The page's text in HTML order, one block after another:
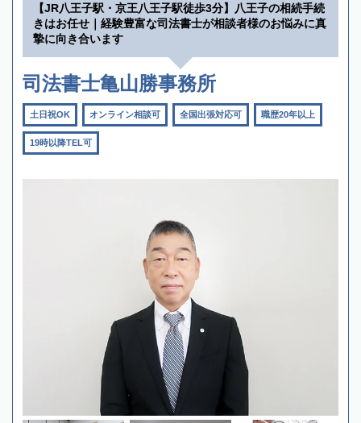
【JR八王子駅・京王八王子駅徒歩3分】八王子の相続手続
きはお任せ｜経験豊富な司法書士が相談者様のお悩みに真
摯に向き合います
司法書士亀山勝事務所
土日祝OK オンライン相談可 全国出張対応可 職歴20年以上
19時以降TEL可